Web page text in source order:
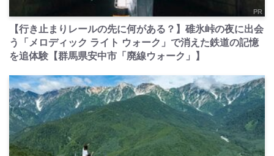
PR
【行き止まりレールの先に何がある？】碓氷峠の夜に出会
う「メロディック ライト ウォーク」で消えた鉄道の記憶
を追体験【群馬県安中市「廃線ウォーク」】